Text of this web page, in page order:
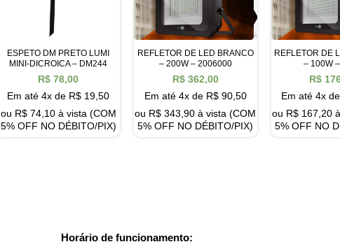
ESPETO DM PRETO LUMI
MINI-DICROICA – DM244
R$ 78,00
Em até 4x de R$ 19,50
ou R$74,10 à vista (COM
5% OFF NO DÉBITO/PIX)
REFLETOR DE LED BRANCO
– 200W – 2006000
R$362,00
Em até 4x de R$90,50
ou R$ 343,90 à vista (COM
5% OFF NO DÉBITO/PIX)
REFLETOR DE
– 100W
R$
Em até 4x de
ou R$167,20
5% OFF NO
Horário de funcionamento: